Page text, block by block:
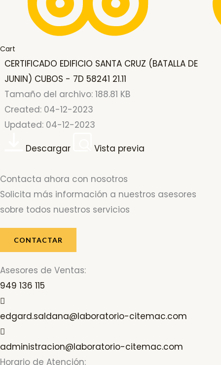
Cart
CERTIFICADO EDIFICIO SANTA CRUZ (BATALLA DE
JUNIN) CUBOS - 7D 58241 21.11
Tamaño del archivo: 188.81 KB
Created: 04-12-2023
Updated: 04-12-2023
Descargar
Vista previa
Contacta ahora con nosotros
Solicita más información a nuestros asesores
sobre todos nuestros servicios
CONTACTAR
Asesores de Ventas:
949 136 115
edgard.saldana@laboratorio-citemac.com
administracion@laboratorio-citemac.com
Horario de Atención: